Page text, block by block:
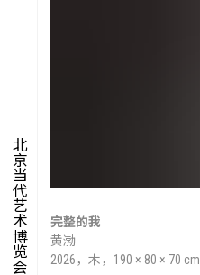
北京当代艺术博览会
完整的我
黄渤
2026，木，190 × 80 × 70 cm